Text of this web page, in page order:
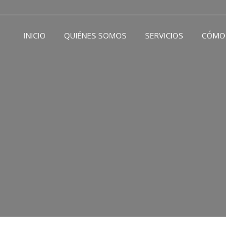
INICIO QUIÉNES SOMOS SERVICIOS